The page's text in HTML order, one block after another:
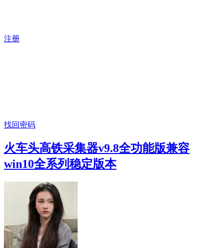
注册
找回密码
火车头高铁采集器v9.8全功能版兼容
win10全系列稳定版本